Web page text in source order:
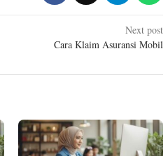
Next post
Cara Klaim Asuransi Mobil